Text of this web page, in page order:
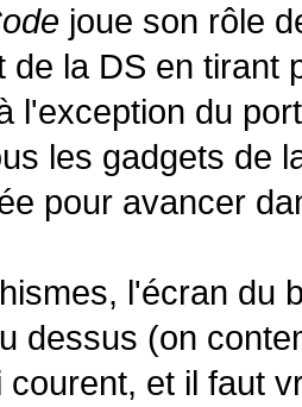
joue son rôle
de la DS en tirant
l'exception du
les gadgets de
pour avancer
l'écran du
dessus (on
courent, et il faut